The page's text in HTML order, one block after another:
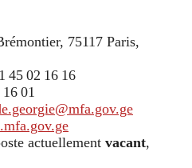
75117 Paris,
45 02 16 16
01
actuellement vacant,